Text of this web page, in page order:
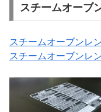
スチームオー
スチームオーブンレ
スチームオーブンレ